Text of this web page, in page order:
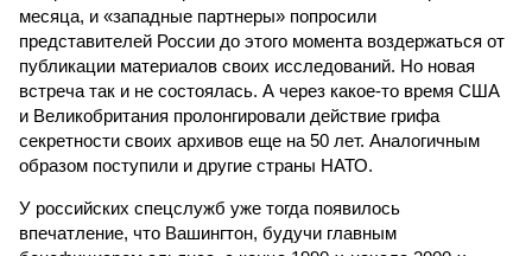
месяца, и «западные партнеры» попросили
представителей России до этого момента воздержаться от
публикации материалов своих исследований. Но новая
встреча так и не состоялась. А через какое-то время США
и Великобритания пролонгировали действие грифа
секретности своих архивов еще на 50 лет. Аналогичным
образом поступили и другие страны НАТО.
У российских спецслужб уже тогда появилось
впечатление, что Вашингтон, будучи главным